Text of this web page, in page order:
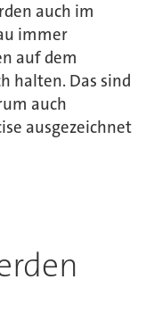
auch im
immer
auf dem
halten. Das sind
auch
ausgezeichnet